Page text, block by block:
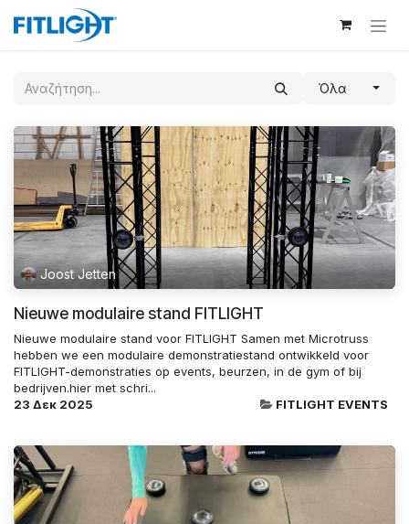
Skip to Content
Όλα
Joost Jetten
Nieuwe modulaire stand FITLIGHT
Nieuwe modulaire stand voor FITLIGHT Samen met Microtruss
hebben we een modulaire demonstratiestand ontwikkeld voor
FITLIGHT-demonstraties op events, beurzen, in de gym of bij
bedrijven.hier met schri...
23 Δεκ 2025
FITLIGHT EVENTS